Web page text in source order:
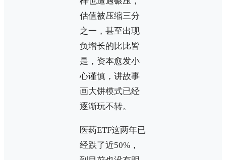
估值被压缩三分
之一，甚至出现
负增长的比比皆
是，资本愈发小
心谨慎，讲故事
画大饼模式已经
逐渐玩不转。
医药ETF这两年已
经跌了近50%，